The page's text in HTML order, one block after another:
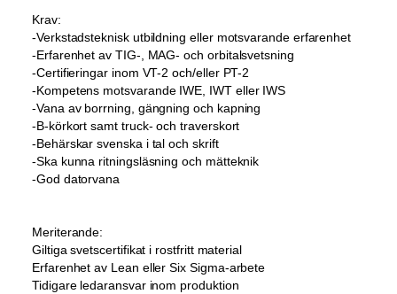
Krav:
-Verkstadsteknisk utbildning eller motsvarande erfarenhet
-Erfarenhet av TIG-, MAG- och orbitalsvetsning
-Certifieringar inom VT-2 och/eller PT-2
-Kompetens motsvarande IWE, IWT eller IWS
-Vana av borrning, gängning och kapning
-B-körkort samt truck- och traverskort
-Behärskar svenska i tal och skrift
-Ska kunna ritningsläsning och mätteknik
-God datorvana
Meriterande:
Giltiga svetscertifikat i rostfritt material
Erfarenhet av Lean eller Six Sigma-arbete
Tidigare ledaransvar inom produktion